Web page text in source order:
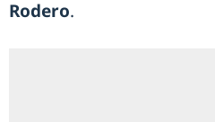
Rodero.